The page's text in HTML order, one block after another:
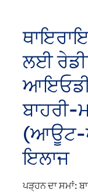
ਲਈ
ਬਾਹਰੀ-
(ਆਊਟ-
ਇਲਾਜ
ਪੜ੍ਹਨ ਦਾ ਸਮਾਂ: